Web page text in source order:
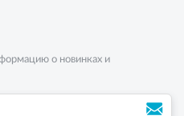
о новинках и